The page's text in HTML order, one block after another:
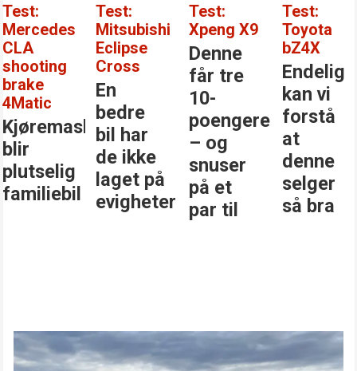
Test:
Mercedes
CLA
shooting
brake
4Matic
Kjøremaskinen
blir
plutselig
familiebil
Test:
Mitsubishi
Eclipse
Cross
En
bedre
bil har
de ikke
laget på
evigheter
Test:
Xpeng X9
Denne
får tre
10-
poengere
– og
snuser
på et
par til
Test:
Toyota
bZ4X
Endelig
kan vi
forstå
at
denne
selger
så bra